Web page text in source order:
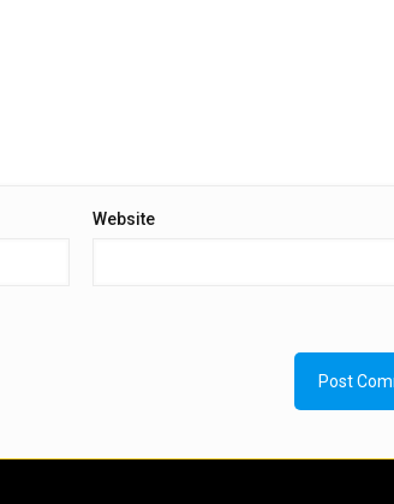
Website